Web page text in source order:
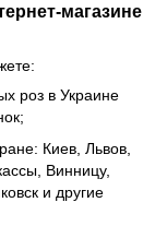
магазине
роз в Украине
Киев, Львов,
Винницу,
и другие